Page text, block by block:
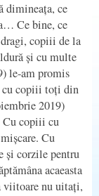
dimineața, ce
Ce bine, ce
copiii de la
și cu multe
le-am promis
cu copiii toți din
2019)
Cu copiii cu
Cu
și corzile pentru
acaeasta
viitoare nu uitați,